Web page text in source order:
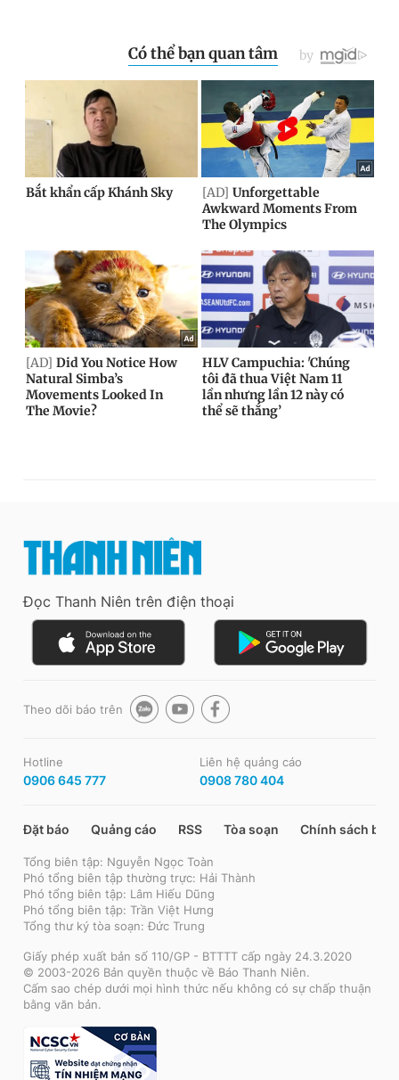
Đọc Thanh Niên trên điện thoại
Theo dõi báo trên
Hotline
0906 645 777
Liên hệ quảng cáo
0908 780 404
Đặt báo Quảng cáo RSS Tòa soạn Chính sách bảo
Tổng biên tập: Nguyễn Ngọc Toàn
Phó tổng biên tập thường trực: Hải Thành
Phó tổng biên tập: Lâm Hiếu Dũng
Phó tổng biên tập: Trần Việt Hưng
Tổng thư ký tòa soạn: Đức Trung
Giấy phép xuất bản số 110/GP - BTTTT cấp ngày 24.3.2020
© 2003-2026 Bản quyền thuộc về Báo Thanh Niên.
Cấm sao chép dưới mọi hình thức nếu không có sự chấp thuận
bằng văn bản.